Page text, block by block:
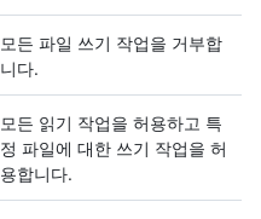
모든 파일 쓰기 작업을 거부합
니다.
모든 읽기 작업을 허용하고 특
정 파일에 대한 쓰기 작업을 허
용합니다.